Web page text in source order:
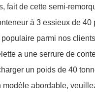
fait de cette semi-
à 3 essieux de 40
parmi nos
a une serrure de
un poids de 40
modèle abordable,